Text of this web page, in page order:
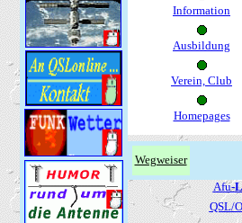
Information
Ausbildung
Verein, Club
Homepages
Wegweiser
Afu-
QSL/